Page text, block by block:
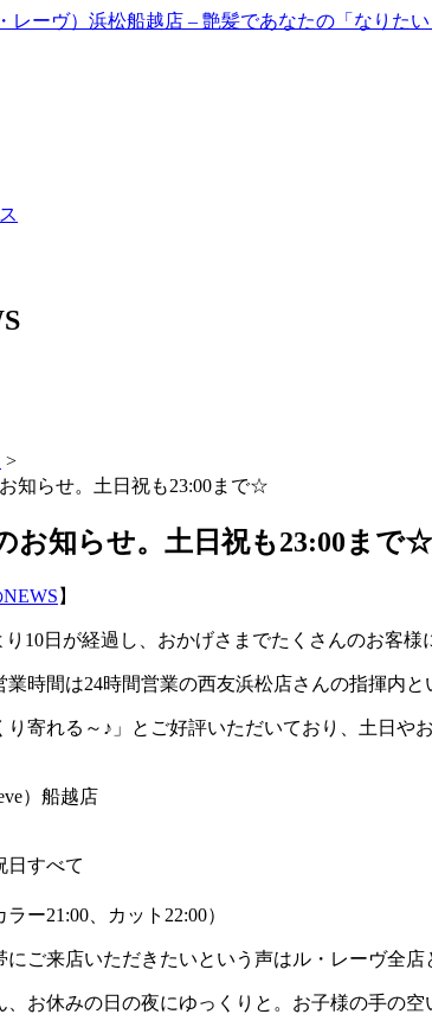
>
知らせ。土日祝も23:00まで☆
お知らせ。土日祝も23:00まで☆
】
り10日が経過し、おかげさまでたくさんのお客
時間は24時間営業の西友浜松店さんの指揮内
り寄れる～♪」とご好評いただいており、土日
日すべて
ー21:00、カット22:00）
にご来店いただきたいという声はル・レーヴ全
お休みの日の夜にゆっくりと。お子様の手の空